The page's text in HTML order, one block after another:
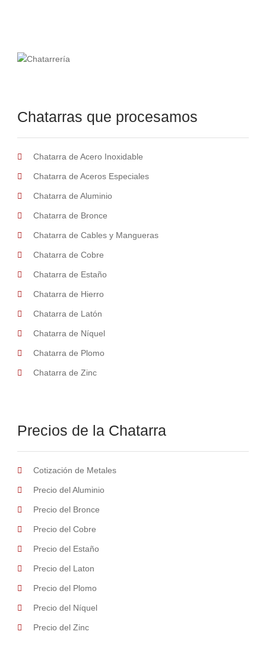
Chatarras que procesamos
Chatarra de Acero Inoxidable
Chatarra de Aceros Especiales
Chatarra de Aluminio
Chatarra de Bronce
Chatarra de Cables y Mangueras
Chatarra de Cobre
Chatarra de Estaño
Chatarra de Hierro
Chatarra de Latón
Chatarra de Níquel
Chatarra de Plomo
Chatarra de Zinc
Precios de la Chatarra
Cotización de Metales
Precio del Aluminio
Precio del Bronce
Precio del Cobre
Precio del Estaño
Precio del Laton
Precio del Plomo
Precio del Níquel
Precio del Zinc